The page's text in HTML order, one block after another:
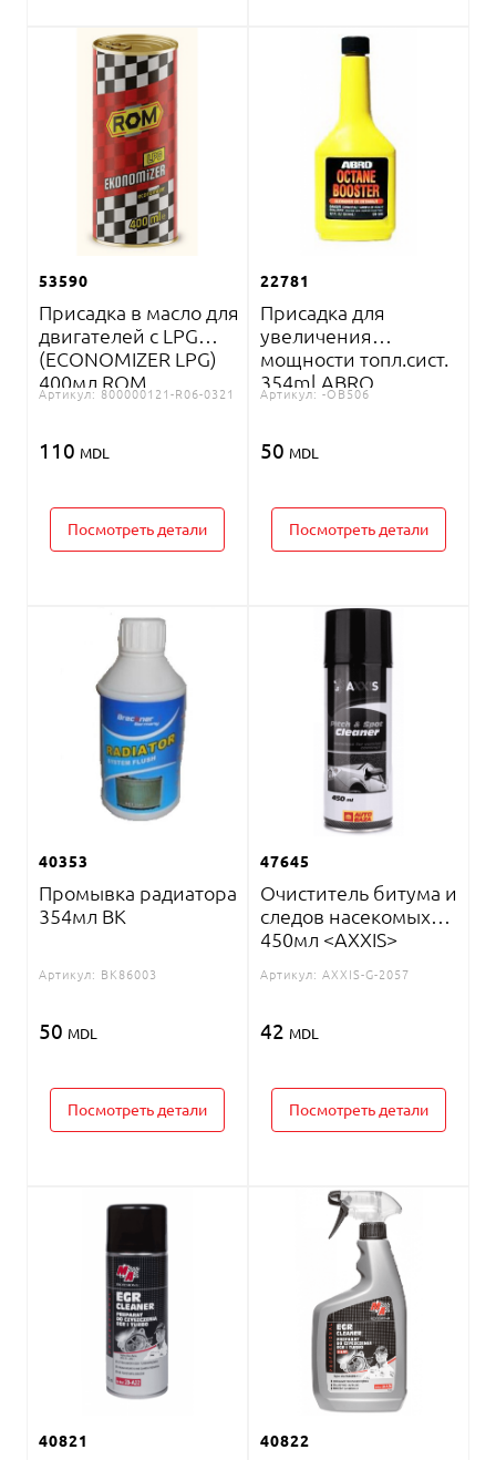
53590
Присадка в масло для
двигателей с LPG
(ECONOMIZER LPG)
400мл ROM
Артикул: 800000121-R06-0321
110 MDL
Посмотреть детали
22781
Присадка для
увеличения
мощности топл.сист.
354ml ABRO
Артикул: -OB506
50 MDL
Посмотреть детали
40353
Промывка радиатора
354мл BK
Артикул: BK86003
50 MDL
Посмотреть детали
47645
Очиститель битума и
следов насекомых
450мл <AXXIS>
Артикул: AXXIS-G-2057
42 MDL
Посмотреть детали
40821 40822